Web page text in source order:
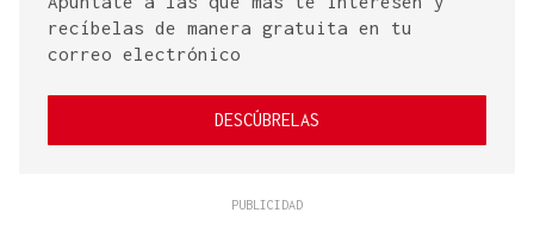
recíbelas de manera gratuita en tu
correo electrónico
DESCÚBRELAS